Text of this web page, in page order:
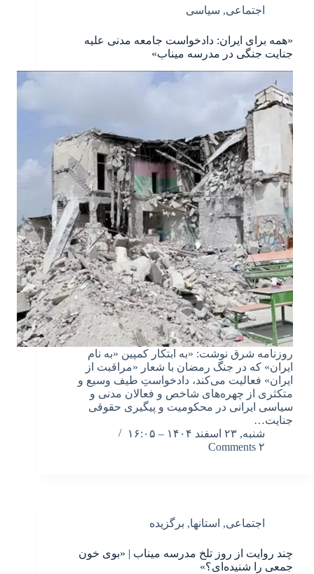
اجتماعی, سیاسی
«همه برای ایران: دادخواست جامعه مدنی علیه
جنایت جنگی در مدرسه میناب»
روزنامه شرق نوشت: «به ابتکار کمپین «به نام
ایران» که در جنگ رمضان با شعار «مراقبت از
ایران» فعالیت می‌کند،‌ دادخواستِ طیف وسیع و
متکثری از چهره‌های شاخص و فعالان مدنی و
سیاسی ایرانی در محکومیت و پیگیری حقوقی
جنایت…
شنبه, ۲۳ اسفند ۱۴۰۴ – ۱۶:۰۵
۲ Comments
اجتماعی, استانها, برگزیده
چند روایت از روز تلخ مدرسه میناب | «بوی خون
جمعی را شنیده‌ای؟»